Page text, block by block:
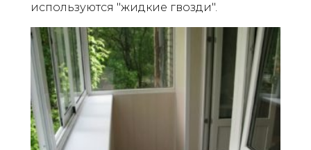
используются "жидкие гвозди".